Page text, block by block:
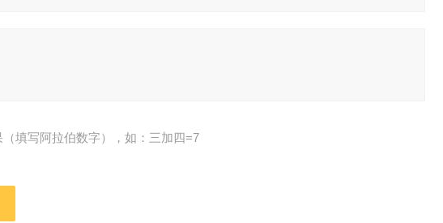
填写阿拉伯数字），如：三加四=7